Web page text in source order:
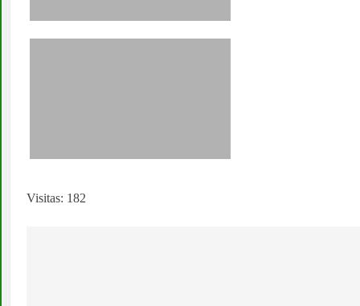
Visitas: 182